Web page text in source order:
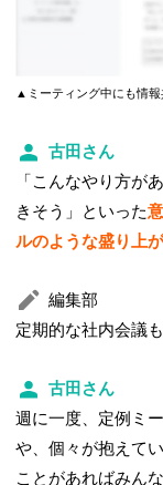
▲ミーティング中にも情報
古田さん
「こんなやり方が
きそう」といった
ルのような盛り上
編集部
定期的な社内会議
古田さん
週に一度、定例ミ
や、個々が抱えて
ことがあればみん